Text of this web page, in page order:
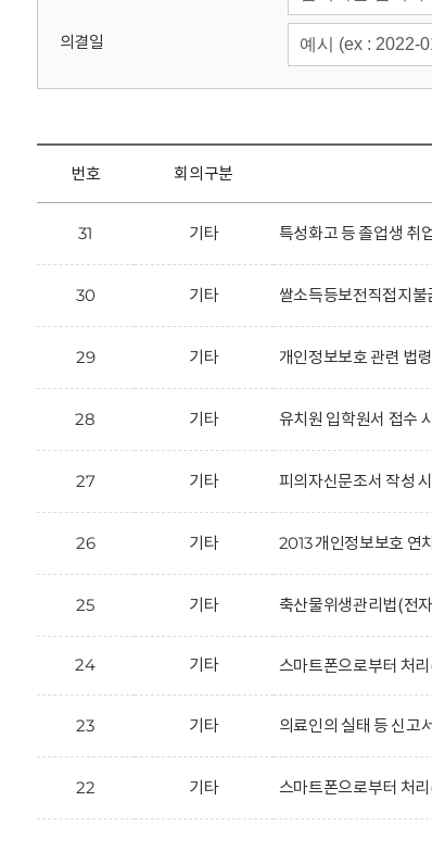
의결일
번호 회의구분
31 기타 특성화고 등 졸업생 취
30 기타 쌀소득등보전직접지불
29 기타 개인정보보호 관련 법
28 기타 유치원 입학원서 접수
27 기타 피의자신문조서 작성
26 기타 2013 개인정보보호 연
25 기타 축산물위생관리법(전
24 기타 스마트폰으로부터 처
23 기타 의료인의 실태 등 신고
22 기타 스마트폰으로부터 처